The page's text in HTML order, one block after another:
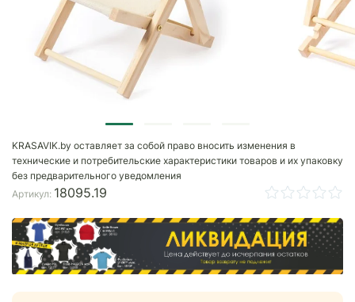
KRASAVIK.by оставляет за собой право вносить изменения в
технические и потребительские характеристики товаров и их упаковку
без предварительного уведомления
Артикул: 18095.19